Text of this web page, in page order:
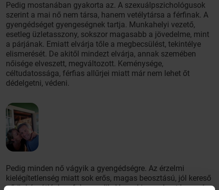
Pedig mostanában gyakorta az. A szexuálpszichológusok
szerint a mai nő nem társa, hanem vetélytársa a férfinak. A
gyengédséget gyengeségnek tartja. Munkahelyi vezető,
esetleg üzletasszony, sokszor magasabb a jövedelme, mint
a párjának. Emiatt elvárja tőle a megbecsülést, tekintélye
elismerését. De akitől mindezt elvárja, annak szemében
nőisége elveszett, megváltozott. Keménysége,
céltudatossága, férfias allűrjei miatt már nem lehet őt
dédelgetni, védeni.
Pedig minden nő vágyik a gyengédségre. Az érzelmi
kielégítetlenség miatt sok erős, magas beosztású, jól kereső
nő önkárpótláshoz folyamodik. Van, aki szerelmet lop, más